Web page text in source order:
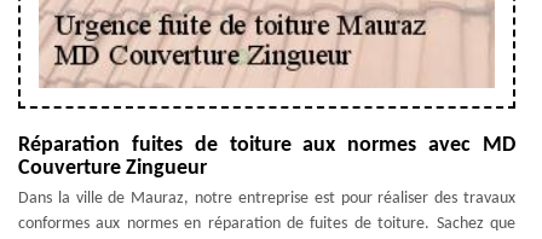
Réparation fuites de toiture aux normes avec MD
Couverture Zingueur
Dans la ville de Mauraz, notre entreprise est pour réaliser des travaux
conformes aux normes en réparation de fuites de toiture. Sachez que